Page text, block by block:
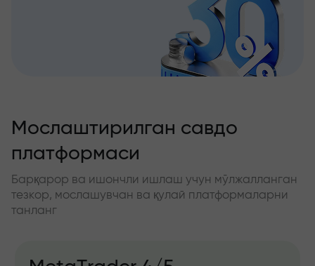
Мослаштирилган савдо
платформаси
Барқарор ва ишончли ишлаш учун мўлжалланган
тезкор, мослашувчан ва қулай платформаларни
танланг